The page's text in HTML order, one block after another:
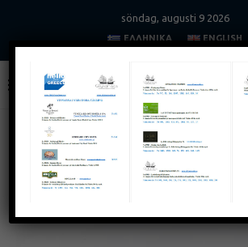
söndag, augusti 9 2026
ΕΛΛΗΝΙΚΆ ENGLISH
Home Photography
PHOTOGRAPHY